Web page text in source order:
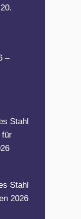
–
Stahl
für
Stahl
2026